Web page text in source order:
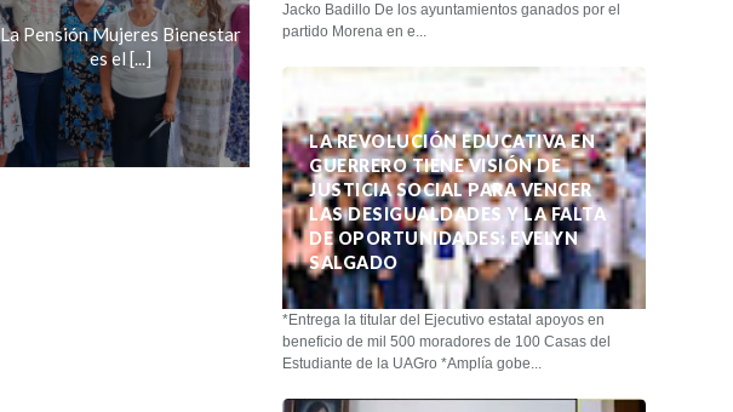
La Pensión Mujeres Bienestar
es el [...]
Jacko Badillo De los ayuntamientos ganados por el
partido Morena en e...
LA REVOLUCIÓN EDUCATIVA EN
GUERRERO TIENE VISIÓN DE
JUSTICIA SOCIAL PARA VENCER
LAS DESIGUALDADES Y LA FALTA
DE OPORTUNIDADES: EVELYN
SALGADO
*Entrega la titular del Ejecutivo estatal apoyos en
beneficio de mil 500 moradores de 100 Casas del
Estudiante de la UAGro *Amplía gobe...